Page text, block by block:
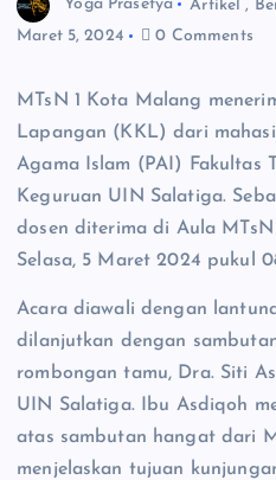
Yoga Prasetya Artikel ,
Maret 5, 2024
0 Comments
MTsN 1 Kota Malang
Lapangan (KKL) dari
Agama Islam (PAI) Fakultas
Keguruan UIN Salatiga.
dosen diterima di Aula
Selasa, 5 Maret 2024 pukul
Acara diawali dengan
dilanjutkan dengan
rombongan tamu, Dra. Siti
UIN Salatiga. Ibu Asdiqoh
atas sambutan hangat dari
menjelaskan tujuan